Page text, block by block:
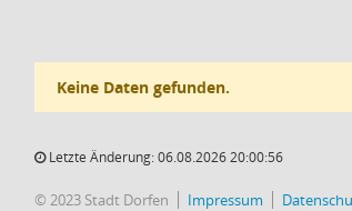
Keine Daten gefunden.
Letzte Änderung: 06.08.2026 20:00:56
© 2023 Stadt Dorfen Impressum